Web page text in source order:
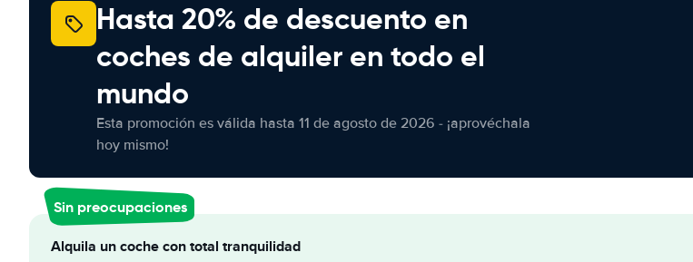
Hasta 20% de descuento en
coches de alquiler en todo el
mundo
Esta promoción es válida hasta 11 de agosto de 2026 - ¡aprovéchala
hoy mismo!
Sin preocupaciones
Alquila un coche con total tranquilidad